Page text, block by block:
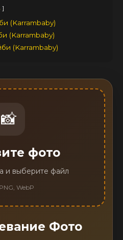
(Karrambaby)
(Karrambaby)
(Karrambaby)
📸
фото
и выберите файл
WebP
Фото